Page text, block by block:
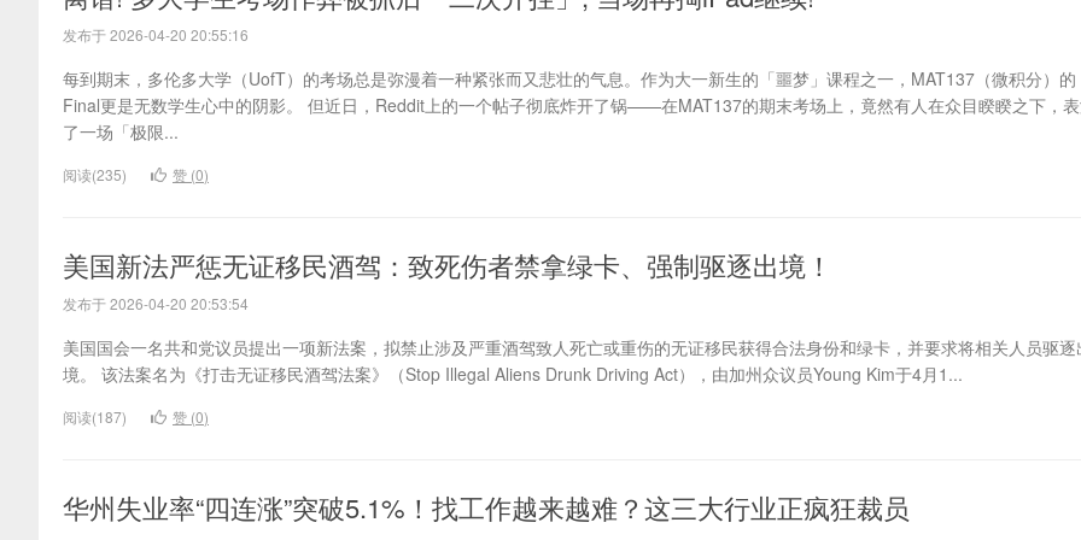
发布于 2026-04-20 20:55:16
每到期末，多伦多大学（UofT）的考场总是弥漫着一种紧张而又悲壮的气息。作为大一新生的「噩梦」课程之一，MAT137（微积分）的
Final更是无数学生心中的阴影。 但近日，Reddit上的一个帖子彻底炸开了锅——在MAT137的期末考场上，竟然有人在众目睽睽之下，
了一场「极限...
阅读(235) 赞 (0)
美国新法严惩无证移民酒驾：致死伤者禁拿绿卡、强制驱逐出境！
发布于 2026-04-20 20:53:54
美国国会一名共和党议员提出一项新法案，拟禁止涉及严重酒驾致人死亡或重伤的无证移民获得合法身份和绿卡，并要求将相关人员驱逐
境。 该法案名为《打击无证移民酒驾法案》（Stop Illegal Aliens Drunk Driving Act），由加州众议员Young Kim于4月1...
阅读(187) 赞 (0)
华州失业率“四连涨”突破5.1%！找工作越来越难？这三大行业正疯狂裁员